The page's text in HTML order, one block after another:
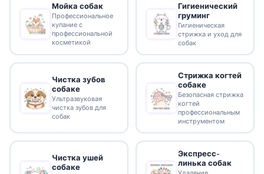
Мойка собак
Профессиональное
купание с
профессиональной
косметикой
Гигиенический
груминг
Гигиеническая
стрижка и уход для
собак
Чистка зубов
собаке
Ультразвуковая
чистка зубов для
собак
Стрижка когтей
собаке
Безопасная стрижка
когтей
профессиональным
инструментом
Чистка ушей
собаке
Экспресс-
линька собак